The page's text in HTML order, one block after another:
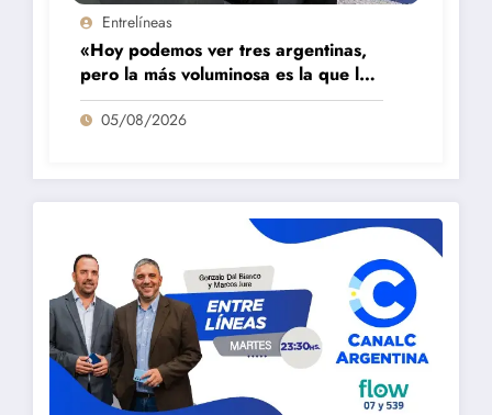
Entrelíneas
«Hoy podemos ver tres argentinas,
pero la más voluminosa es la que la
está pasando mal»
05/08/2026